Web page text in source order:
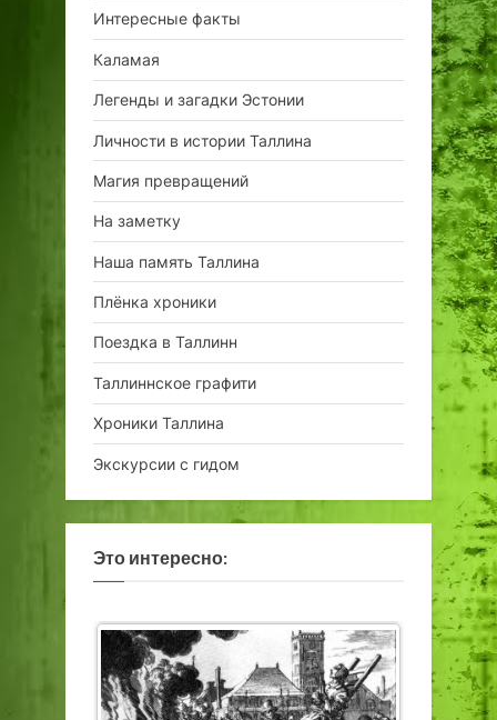
Интересные факты
Каламая
Легенды и загадки Эстонии
Личности в истории Таллина
Магия превращений
На заметку
Наша память Таллина
Плёнка хроники
Поездка в Таллинн
Таллиннское графити
Хроники Таллина
Экскурсии с гидом
Это интересно: